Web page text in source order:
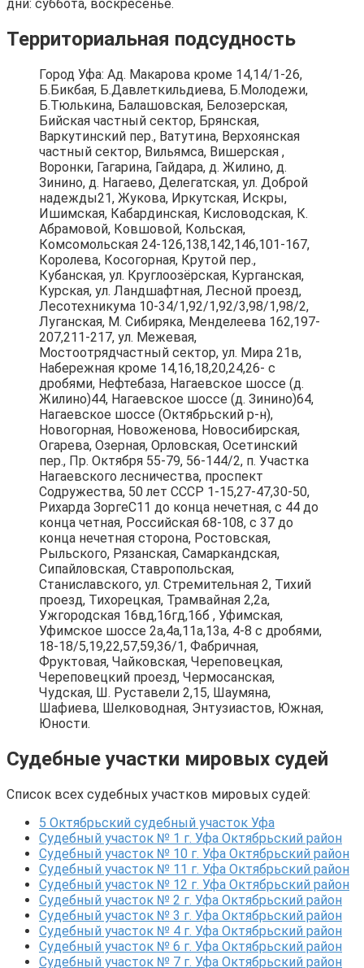
дни: суббота, воскресенье.
Территориальная подсудность
Город Уфа: Ад. Макарова кроме 14,14/1-26,
Б.Бикбая, Б.Давлеткильдиева, Б.Молодежи,
Б.Тюлькина, Балашовская, Белозерская,
Бийская частный сектор, Брянская,
Варкутинский пер., Ватутина, Верхоянская
частный сектор, Вильямса, Вишерская ,
Воронки, Гагарина, Гайдара, д. Жилино, д.
Зинино, д. Нагаево, Делегатская, ул. Доброй
надежды21, Жукова, Иркутская, Искры,
Ишимская, Кабардинская, Кисловодская, К.
Абрамовой, Ковшовой, Кольская,
Комсомольская 24-126,138,142,146,101-167,
Королева, Косогорная, Крутой пер.,
Кубанская, ул. Круглоозёрская, Курганская,
Курская, ул. Ландшафтная, Лесной проезд,
Лесотехникума 10-34/1,92/1,92/3,98/1,98/2,
Луганская, М. Сибиряка, Менделеева 162,197-
207,211-217, ул. Межевая,
Мостоотрядчастный сектор, ул. Мира 21в,
Набережная кроме 14,16,18,20,24,26- с
дробями, Нефтебаза, Нагаевское шоссе (д.
Жилино)44, Нагаевское шоссе (д. Зинино)64,
Нагаевское шоссе (Октябрьский р-н),
Новогорная, Новоженова, Новосибирская,
Огарева, Озерная, Орловская, Осетинский
пер., Пр. Октября 55-79, 56-144/2, п. Участка
Нагаевского лесничества, проспект
Содружества, 50 лет СССР 1-15,27-47,30-50,
Рихарда ЗоргеС11 до конца нечетная, с 44 до
конца четная, Российская 68-108, с 37 до
конца нечетная сторона, Ростовская,
Рыльского, Рязанская, Самаркандская,
Сипайловская, Ставропольская,
Станиславского, ул. Стремительная 2, Тихий
проезд, Тихорецкая, Трамвайная 2,2а,
Ужгородская 16вд,16гд,16б , Уфимская,
Уфимское шоссе 2а,4а,11а,13а, 4-8 с дробями,
18-18/5,19,22,57,59,36/1, Фабричная,
Фруктовая, Чайковская, Череповецкая,
Череповецкий проезд, Чермосанская,
Чудская, Ш. Руставели 2,15, Шаумяна,
Шафиева, Шелководная, Энтузиастов, Южная,
Юности.
Судебные участки мировых судей
Список всех судебных участков мировых судей:
5 Октябрьский судебный участок Уфа
Судебный участок № 1 г. Уфа Октябрьский район
Судебный участок № 10 г. Уфа Октябрьский район
Судебный участок № 11 г. Уфа Октябрьский район
Судебный участок № 12 г. Уфа Октябрьский район
Судебный участок № 2 г. Уфа Октябрьский район
Судебный участок № 3 г. Уфа Октябрьский район
Судебный участок № 4 г. Уфа Октябрьский район
Судебный участок № 6 г. Уфа Октябрьский район
Судебный участок № 7 г. Уфа Октябрьский район